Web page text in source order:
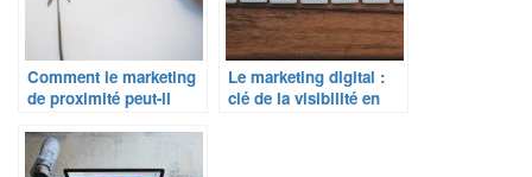
Comment le marketing
de proximité peut-il
Le marketing digital :
clé de la visibilité en